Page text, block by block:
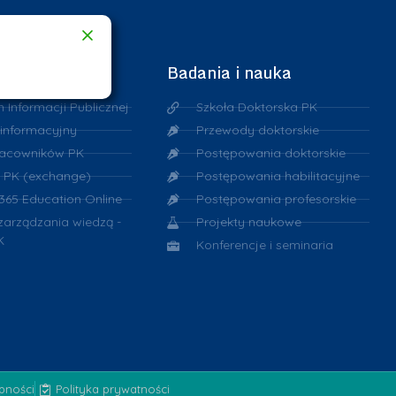
Informacji Publicznej
PK
(exchange)
Education Online
wiedzą -
Badania i nauka
Szkoła Doktorska PK
Przewody doktorskie
Postępowania doktorskie
Postępowania habilitacyjne
Postępowania profesorskie
Projekty naukowe
Konferencje i seminaria
Polityka prywatności